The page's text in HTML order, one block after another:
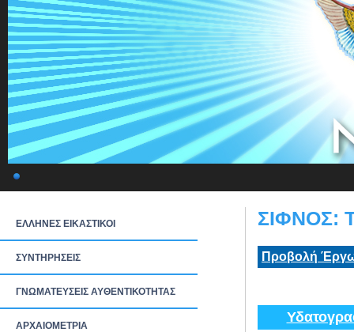
ΕΛΛΗΝΕΣ ΕΙΚΑΣΤΙΚΟΙ
ΣΥΝΤΗΡΗΣΕΙΣ
ΓΝΩΜΑΤΕΥΣΕΙΣ ΑΥΘΕΝΤΙΚΟΤΗΤΑΣ
ΑΡΧΑΙΟΜΕΤΡΙΑ
ΣΙΦΝΟΣ:
Προβολή